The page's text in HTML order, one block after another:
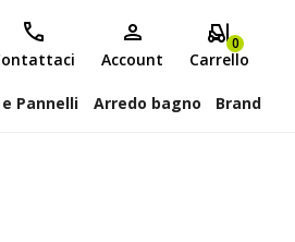
Account
0
Carrello
Pannelli Arredo bagno Brand